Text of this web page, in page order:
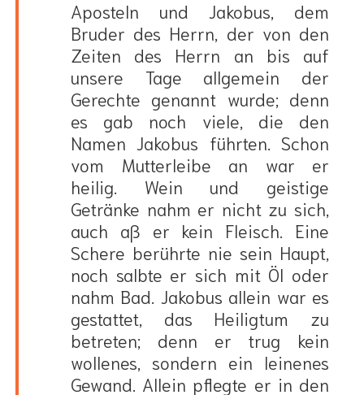
Aposteln und Jakobus, dem
Bruder des Herrn, der von den
Zeiten des Herrn an bis auf
unsere Tage allgemein der
Gerechte genannt wurde; denn
es gab noch viele, die den
Namen Jakobus führten. Schon
vom Mutterleibe an war er
heilig. Wein und geistige
Getränke nahm er nicht zu sich,
auch aß er kein Fleisch. Eine
Schere berührte nie sein Haupt,
noch salbte er sich mit Öl oder
nahm Bad. Jakobus allein war es
gestattet, das Heiligtum zu
betreten; denn er trug kein
wollenes, sondern ein leinenes
Gewand. Allein pflegte er in den